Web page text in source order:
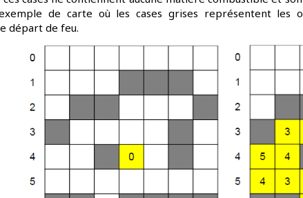
de carte où les cases grises représentent les
départ de feu.